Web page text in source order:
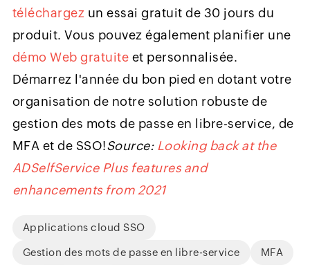
téléchargez un essai gratuit de 30 jours du
produit. Vous pouvez également planifier une
démo Web gratuite et personnalisée.
Démarrez l'année du bon pied en dotant votre
organisation de notre solution robuste de
gestion des mots de passe en libre-service, de
MFA et de SSO!Source: Looking back at the
ADSelfService Plus features and
enhancements from 2021
Applications cloud SSO
Gestion des mots de passe en libre-service MFA